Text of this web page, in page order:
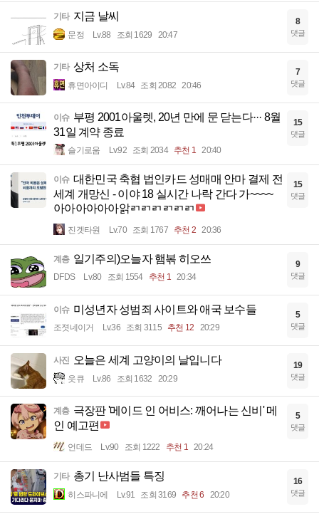
기타 지금 날씨
문정 Lv.88 조회 1629 20:47
8
댓글
기타 상처 소독
휴면아이디 Lv.84 조회 2082 20:46
7
댓글
이슈 부평 2001아울렛, 20년 만에 문 닫는다··· 8월
31일 계약 종료
슬기로움 Lv.92 조회 2034 추천 1 20:40
15
댓글
이슈 대한민국 축협 법인카드 성매매 안마 결제 전
세계 개망신 - 이야 18 실시간 나락 간다 가~~~~
아아아아아아앍ㄺㄺㄺㄺㄺㄺ
진겟타원 Lv.70 조회 1767 추천 2 20:36
15
댓글
계층 일기주의)오늘자 햄볶 히오쓰
DFDS Lv.80 조회 1554 추천 1 20:34
9
댓글
이슈 미성년자 성범죄 사이트와 애국 보수들
조졋네이거 Lv.36 조회 3115 추천 12 20:29
5
댓글
사진 오늘은 세계 고양이의 날입니다
읏큐 Lv.86 조회 1632 20:29
19
댓글
계층 극장판 '메이드 인 어비스: 깨어나는 신비' 메
인 예고편
언데드 Lv.90 조회 1222 추천 1 20:24
5
댓글
기타 총기 난사범들 특징
히스파니에 Lv.91 조회 3169 추천 6 20:20
16
댓글